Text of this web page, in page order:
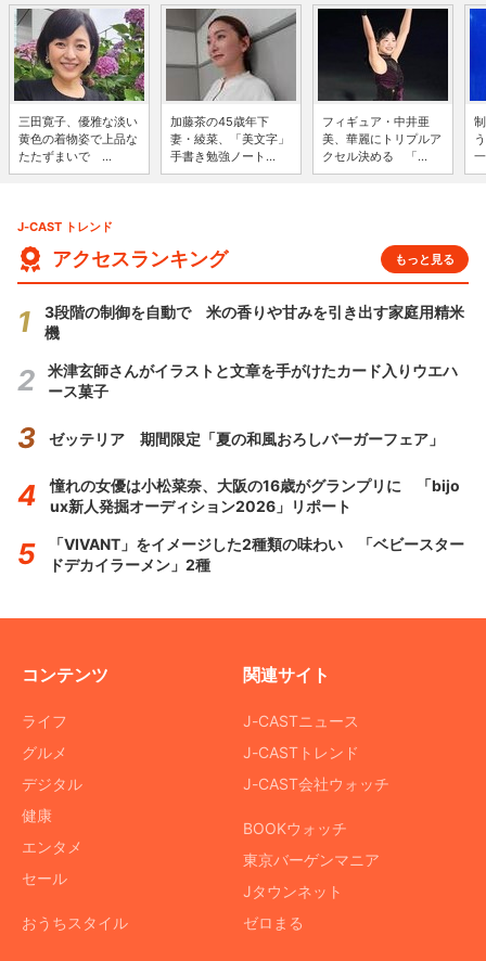
三田寛子、優雅な淡い
黄色の着物姿で上品な
たたずまいで ...
加藤茶の45歳年下
妻・綾菜、「美文字」
手書き勉強ノート...
フィギュア・中井亜
美、華麗にトリプルア
クセル決める 「...
J-CAST トレンド
アクセスランキング もっと見る
3段階の制御を自動で 米の香りや甘みを引き出す家庭用精米
機
米津玄師さんがイラストと文章を手がけたカード入りウエハ
ース菓子
ゼッテリア 期間限定「夏の和風おろしバーガーフェア」
憧れの女優は小松菜奈、大阪の16歳がグランプリに 「bijo
ux新人発掘オーディション2026」リポート
「VIVANT」をイメージした2種類の味わい 「ベビースター
ドデカイラーメン」2種
コンテンツ
ライフ
グルメ
デジタル
健康
エンタメ
セール
おうちスタイル
関連サイト
J-CASTニュース
J-CASTトレンド
J-CAST会社ウォッチ
BOOKウォッチ
東京バーゲンマニア
Jタウンネット
ゼロまる